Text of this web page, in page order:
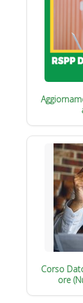
Corso
ore